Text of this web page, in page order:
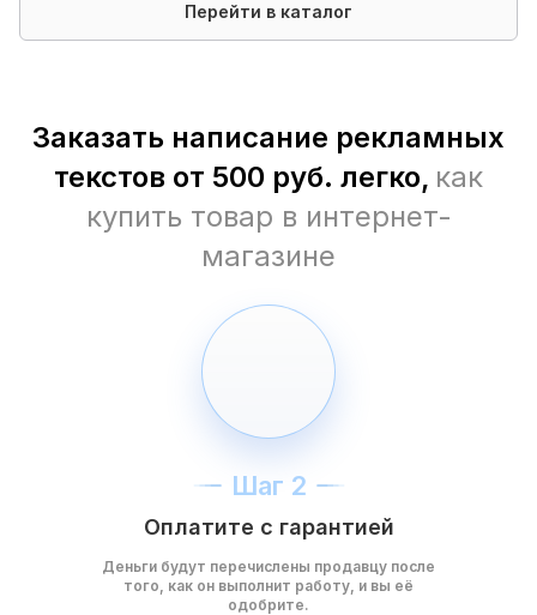
Перейти в каталог
Заказать написание рекламных
текстов от 500 руб. легко, как
купить товар в интернет-
магазине
Шаг 2
Оплатите с гарантией
Деньги будут перечислены продавцу после
того, как он выполнит работу, и вы её
одобрите.